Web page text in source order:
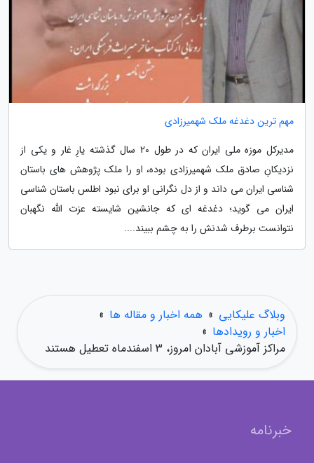
مهم ترین دغدغه ملک شهمیرزادی
مدیرکل موزه ملی ایران که در طول 20 سال گذشته یارِ غار و یکی از
نزدیکانِ صادق ملک شهمیرزادی بوده، او را ملک پژوهش های باستان
شناسی ایران می داند و از دل نگرانی او برای نبود اطلس باستان شناسی
ایران می گوید؛ دغدغه ای که جانشین شایسته عزت الله نگهبان
نتوانست برطرف شدنش را به چشم ببیند....
وبلاگ علیکایی » همه اخبار و مقاله ها »
اخبار و رویدادها »
مراکز آموزشی آبادان امروز، 3 اسفندماه تعطیل هستند
خبرنامه